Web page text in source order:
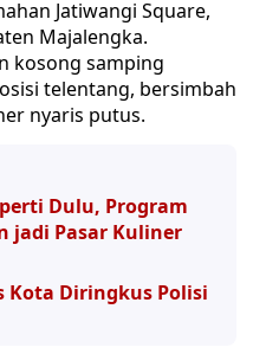
Jatiwangi Square,
Majalengka.
kosong samping
telentang, bersimbah
nyaris putus.
Dulu, Program
jadi Pasar Kuliner
Kota Diringkus Polisi